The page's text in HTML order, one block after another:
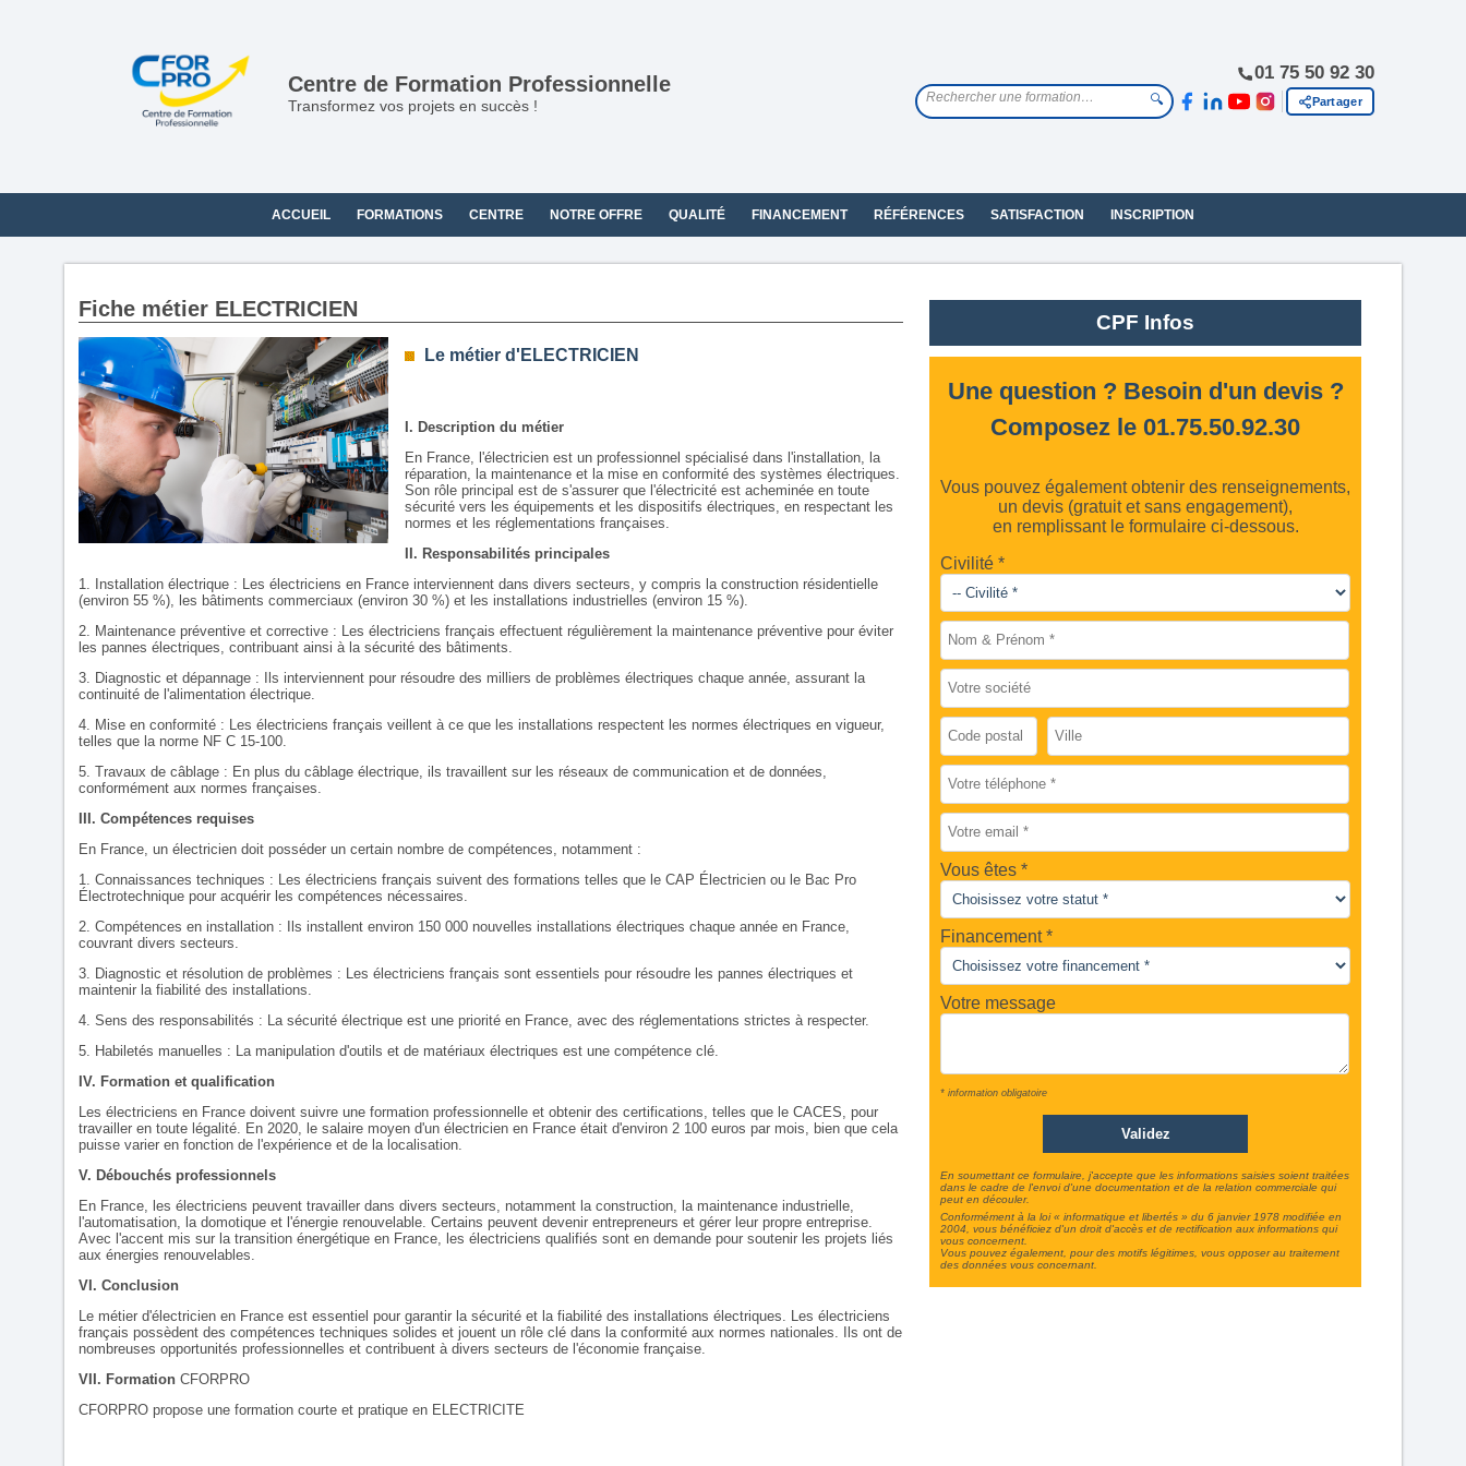
Centre de Formation Professionnelle
Transformez vos projets en succès !
01 75 50 92 30
🔍 Partager
ACCUEIL FORMATIONS CENTRE NOTRE OFFRE QUALITÉ FINANCEMENT RÉFÉRENCES SATISFACTION INSCRIPTION
Fiche métier ELECTRICIEN
Le métier d'ELECTRICIEN
I. Description du métier
En France, l'électricien est un professionnel spécialisé dans l'installation, la
réparation, la maintenance et la mise en conformité des systèmes électriques.
Son rôle principal est de s'assurer que l'électricité est acheminée en toute
sécurité vers les équipements et les dispositifs électriques, en respectant les
normes et les réglementations françaises.
II. Responsabilités principales
1. Installation électrique : Les électriciens en France interviennent dans divers secteurs, y compris la construction résidentielle
(environ 55 %), les bâtiments commerciaux (environ 30 %) et les installations industrielles (environ 15 %).
2. Maintenance préventive et corrective : Les électriciens français effectuent régulièrement la maintenance préventive pour éviter
les pannes électriques, contribuant ainsi à la sécurité des bâtiments.
3. Diagnostic et dépannage : Ils interviennent pour résoudre des milliers de problèmes électriques chaque année, assurant la
continuité de l'alimentation électrique.
4. Mise en conformité : Les électriciens français veillent à ce que les installations respectent les normes électriques en vigueur,
telles que la norme NF C 15-100.
5. Travaux de câblage : En plus du câblage électrique, ils travaillent sur les réseaux de communication et de données,
conformément aux normes françaises.
III. Compétences requises
En France, un électricien doit posséder un certain nombre de compétences, notamment :
1. Connaissances techniques : Les électriciens français suivent des formations telles que le CAP Électricien ou le Bac Pro
Électrotechnique pour acquérir les compétences nécessaires.
2. Compétences en installation : Ils installent environ 150 000 nouvelles installations électriques chaque année en France,
couvrant divers secteurs.
3. Diagnostic et résolution de problèmes : Les électriciens français sont essentiels pour résoudre les pannes électriques et
maintenir la fiabilité des installations.
4. Sens des responsabilités : La sécurité électrique est une priorité en France, avec des réglementations strictes à respecter.
5. Habiletés manuelles : La manipulation d'outils et de matériaux électriques est une compétence clé.
IV. Formation et qualification
Les électriciens en France doivent suivre une formation professionnelle et obtenir des certifications, telles que le CACES, pour
travailler en toute légalité. En 2020, le salaire moyen d'un électricien en France était d'environ 2 100 euros par mois, bien que cela
puisse varier en fonction de l'expérience et de la localisation.
V. Débouchés professionnels
En France, les électriciens peuvent travailler dans divers secteurs, notamment la construction, la maintenance industrielle,
l'automatisation, la domotique et l'énergie renouvelable. Certains peuvent devenir entrepreneurs et gérer leur propre entreprise.
Avec l'accent mis sur la transition énergétique en France, les électriciens qualifiés sont en demande pour soutenir les projets liés
aux énergies renouvelables.
VI. Conclusion
Le métier d'électricien en France est essentiel pour garantir la sécurité et la fiabilité des installations électriques. Les électriciens
français possèdent des compétences techniques solides et jouent un rôle clé dans la conformité aux normes nationales. Ils ont de
nombreuses opportunités professionnelles et contribuent à divers secteurs de l'économie française.
VII. Formation CFORPRO
CFORPRO propose une formation courte et pratique en ELECTRICITE
CPF Infos
Une question ? Besoin d'un devis ?
Composez le 01.75.50.92.30
Vous pouvez également obtenir des renseignements,
un devis (gratuit et sans engagement),
en remplissant le formulaire ci-dessous.
Civilité *
Vous êtes
Financement *
Votre message
* information obligatoire
En soumettant ce formulaire, j'accepte que les informations saisies soient traitées
dans le cadre de l'envoi d'une documentation et de la relation commerciale qui
peut en découler.
Conformément à la loi « informatique et libertés » du 6 janvier 1978 modifiée en
2004, vous bénéficiez d'un droit d'accès et de rectification aux informations qui
vous concernent.
Vous pouvez également, pour des motifs légitimes, vous opposer au traitement
des données vous concernant.